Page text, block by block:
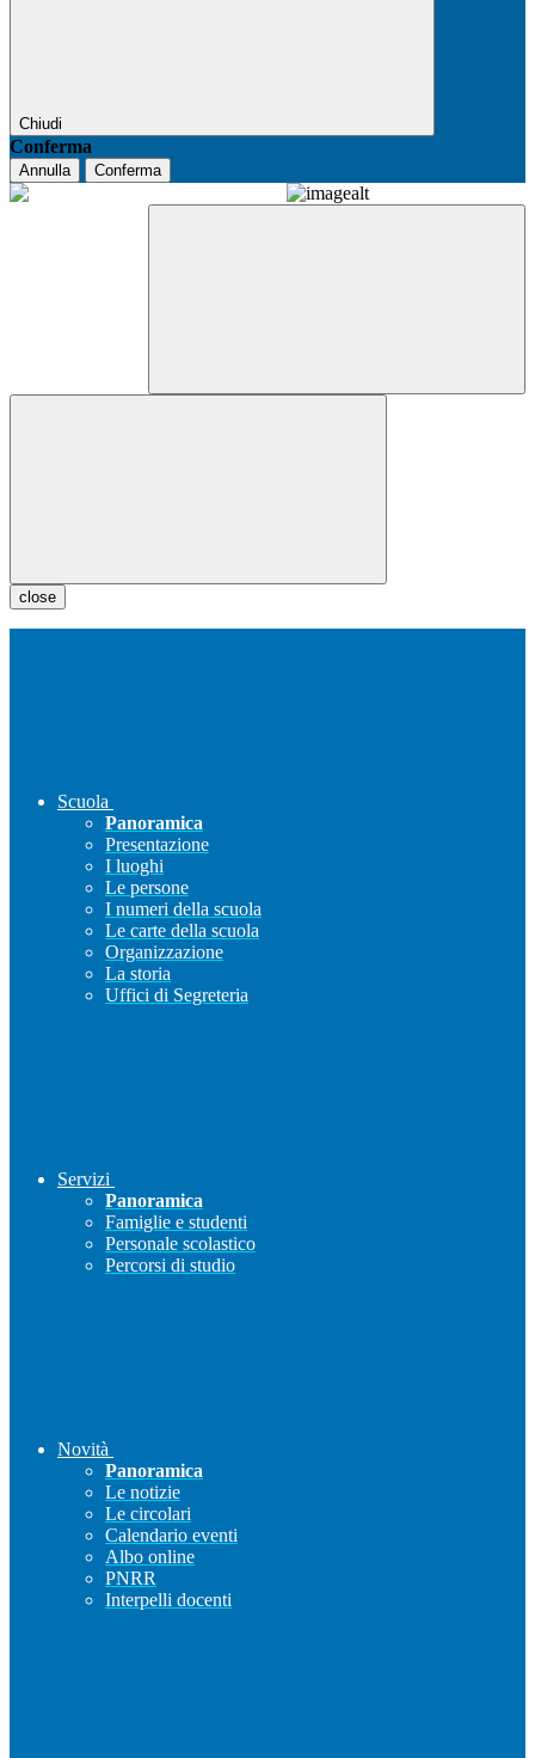
Chiudi
Conferma
Annulla Conferma
close
Scuola
Panoramica
Presentazione
I luoghi
Le persone
I numeri della scuola
Le carte della scuola
Organizzazione
La storia
Uffici di Segreteria
Servizi
Panoramica
Famiglie e studenti
Personale scolastico
Percorsi di studio
Novità
Panoramica
Le notizie
Le circolari
Calendario eventi
Albo online
PNRR
Interpelli docenti